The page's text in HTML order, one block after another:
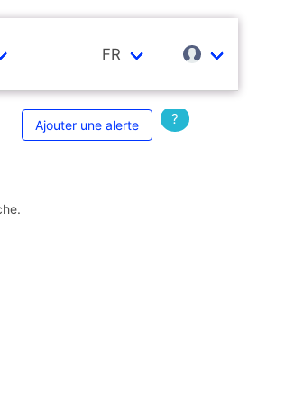
FR
Ajouter une alerte ?